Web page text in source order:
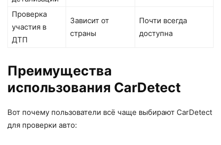
Проверка
участия в
ДТП
Зависит от
страны
Почти всегда
доступна
Преимущества
использования CarDetect
Вот почему пользователи всё чаще выбирают CarDetect
для проверки авто: